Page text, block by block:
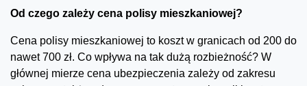
Od czego zależy cena polisy mieszkaniowej?
Cena polisy mieszkaniowej to koszt w granicach od 200 do
nawet 700 zł. Co wpływa na tak dużą rozbieżność? W
głównej mierze cena ubezpieczenia zależy od zakresu